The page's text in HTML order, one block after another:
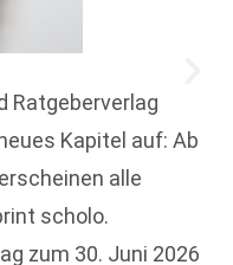
Ratgeberverlag
Kapitel auf: Ab
alle
scholo.
zum 30. Juni 2026